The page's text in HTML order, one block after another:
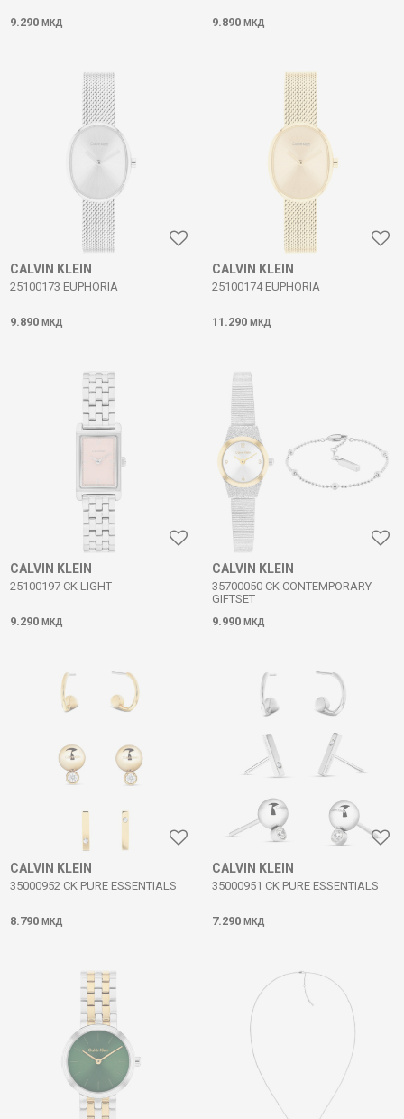
9.290 МКД 9.890 МКД
CALVIN KLEIN
25100173 EUPHORIA
9.890 МКД
CALVIN KLEIN
25100174 EUPHORIA
11.290 МКД
CALVIN KLEIN
25100197 CK LIGHT
9.290 МКД
CALVIN KLEIN
35700050 CK CONTEMPORARY
GIFTSET
9.990 МКД
CALVIN KLEIN
35000952 CK PURE ESSENTIALS
8.790 МКД
CALVIN KLEIN
35000951 CK PURE ESSENTIALS
7.290 МКД